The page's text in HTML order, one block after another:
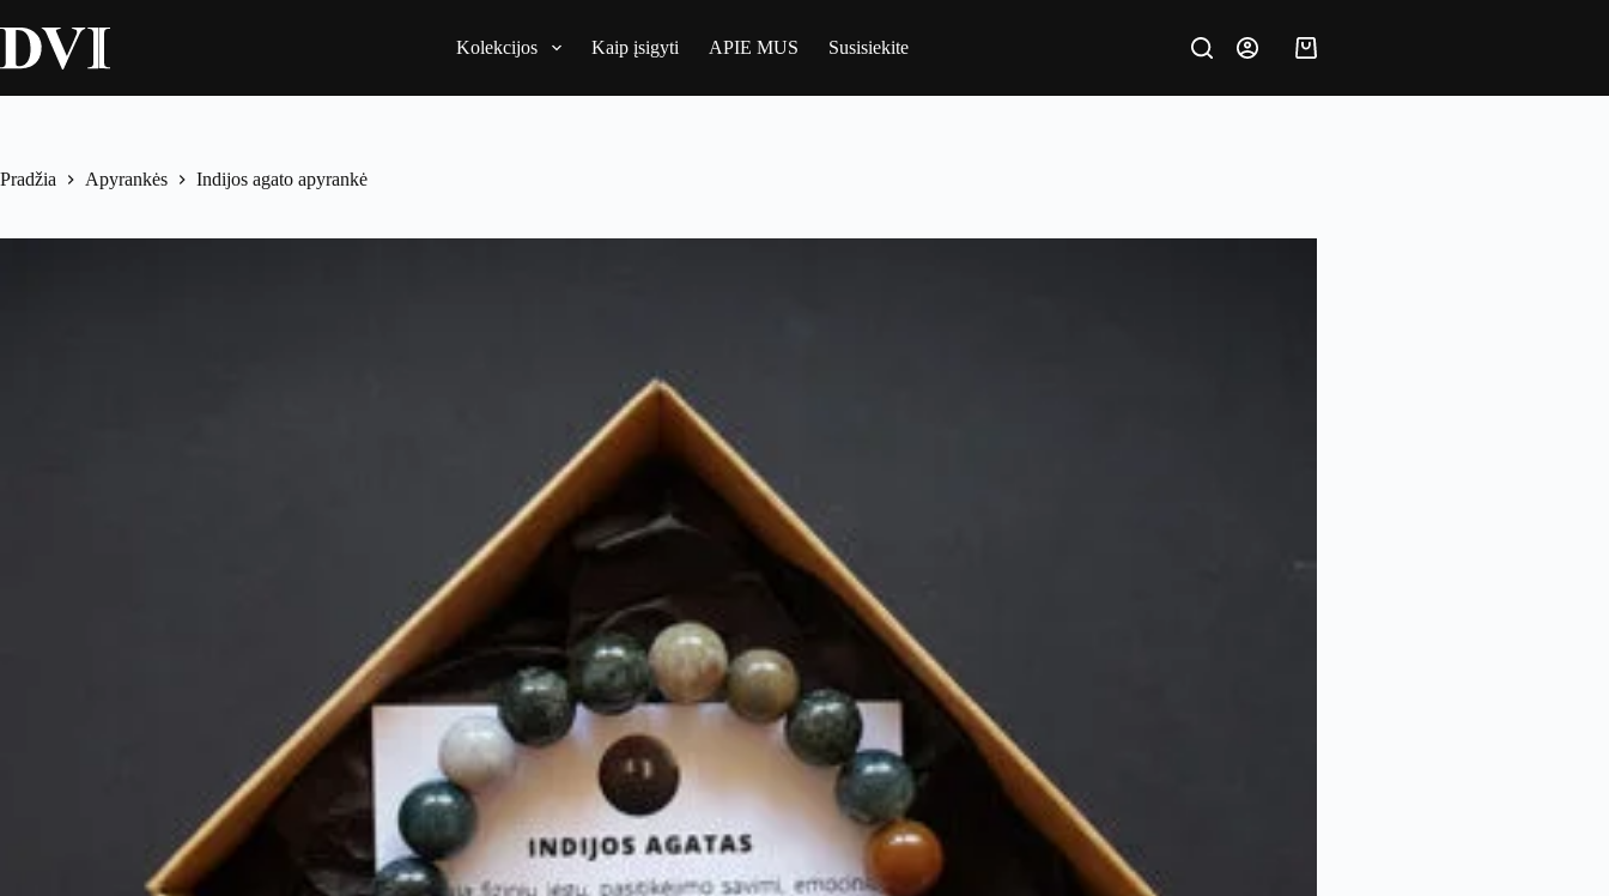
to
content
Kolekcijos Kaip įsigyti APIE MUS Susisiekite Krepšelis
Pradžia Apyrankės Indijos agato apyrankė